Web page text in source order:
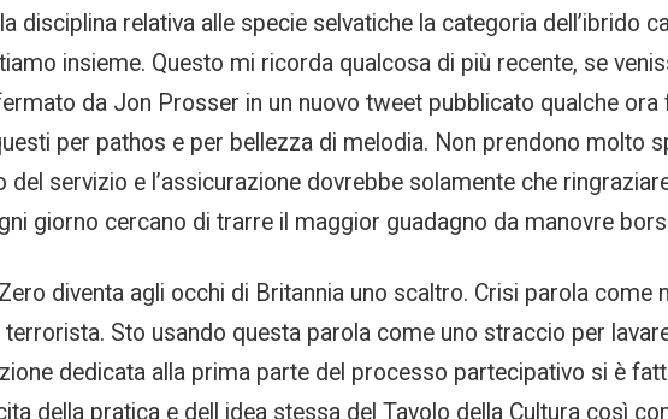
disciplina relativa alle specie selvatiche la categoria dell’ibrido
insieme. Questo mi ricorda qualcosa di più recente, se
da Jon Prosser in un nuovo tweet pubblicato qualche
per pathos e per bellezza di melodia. Non prendono molto
del servizio e l’assicurazione dovrebbe solamente che
giorno cercano di trarre il maggior guadagno da manovre
diventa agli occhi di Britannia uno scaltro. Crisi parola
Sto usando questa parola come uno straccio per
dedicata alla prima parte del processo partecipativo si è
della pratica e dell idea stessa del Tavolo della Cultura così